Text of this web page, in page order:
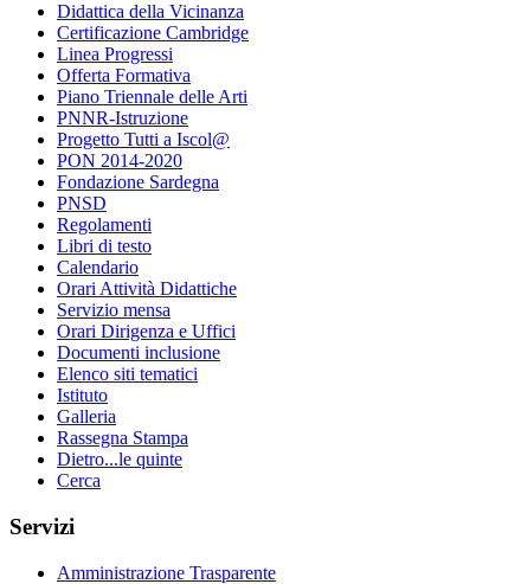
Didattica della Vicinanza
Certificazione Cambridge
Linea Progressi
Offerta Formativa
Piano Triennale delle Arti
PNNR-Istruzione
Progetto Tutti a Iscol@
PON 2014-2020
Fondazione Sardegna
PNSD
Regolamenti
Libri di testo
Calendario
Orari Attività Didattiche
Servizio mensa
Orari Dirigenza e Uffici
Documenti inclusione
Elenco siti tematici
Istituto
Galleria
Rassegna Stampa
Dietro...le quinte
Cerca
Servizi
Amministrazione Trasparente